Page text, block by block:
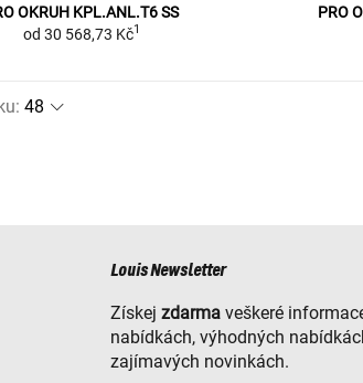
OKRUH KPL.ANL.T6 SS
od 30 568,73 Kč1
PRO
:
Louis Newsletter
Získej zdarma veškeré
nabídkách, výhodných
zajímavých novinkách.